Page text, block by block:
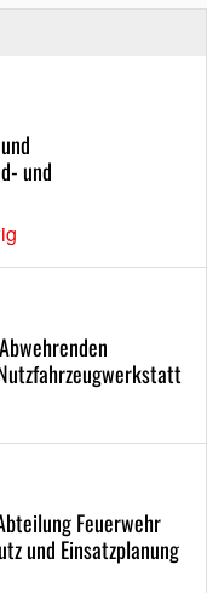
und
Feuerwehr
und Einsatzplanung